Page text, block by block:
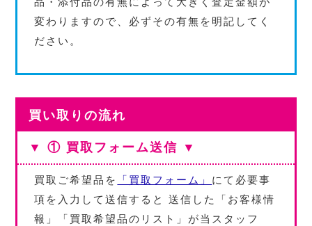
変わりますので、必ずその有無を明記してく
ださい。
買い取りの流れ
▼ ① 買取フォーム送信 ▼
買取ご希望品を 「買取フォーム」 にて必要事
項を入力して送信すると 送信した「お客様情
報」「買取希望品のリスト」が当スタッフ